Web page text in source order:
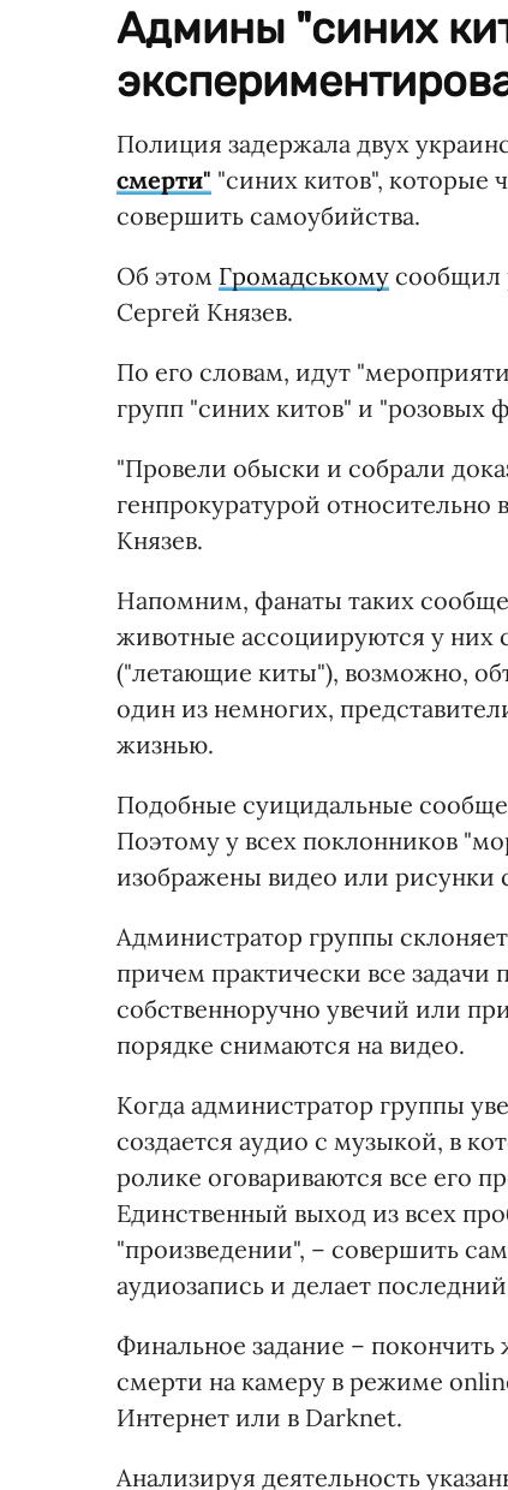
Админы "синих
Полиция задержала двух
смерти" "синих китов", которые
совершить самоубийства.
Об этом Громадському сообщил
Сергей Князев.
По его словам, идут
групп "синих китов" и "розовых
"Провели обыски и собрали
генпрокуратурой
Князев.
Напомним, фанаты таких
животные ассоциируются у них
("летающие киты"), возможно,
один из немногих,
жизнью.
Подобные суицидальные
Поэтому у всех поклонников
изображены видео или
Администратор группы
причем практически все задачи
собственноручно увечий или
порядке снимаются на видео.
Когда администратор группы
создается аудио с музыкой, в
ролике оговариваются все его
Единственный выход из всех
"произведении", – совершить
аудиозапись и делает
Финальное задание –
смерти на камеру в режиме
Интернет или в Darknet.
Анализируя деятельность